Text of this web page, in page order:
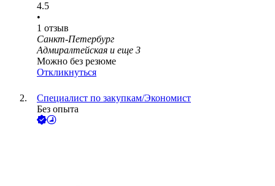
4.5
•
1 отзыв
Санкт-Петербург
Адмиралтейская и еще 3
Можно без резюме
Откликнуться
Специалист по закупкам/Экономист
Без опыта